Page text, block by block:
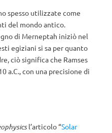
spesso utilizzate come
del mondo antico.
di Merneptah iniziò nel
egiziani si sa per quanto
ciò significa che Ramses
a.C., con una precisione di
l’articolo “Solar